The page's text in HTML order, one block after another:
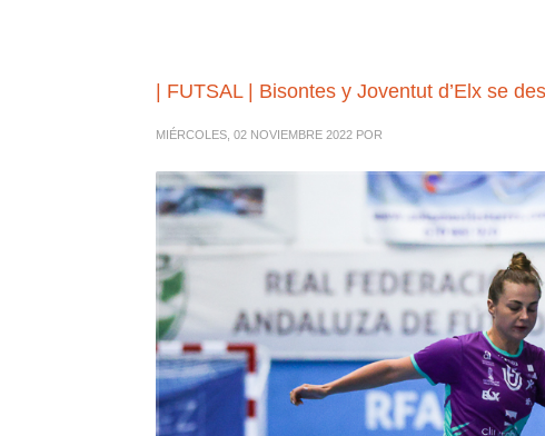
| FUTSAL | Bisontes y Joventut d’Elx se
MIÉRCOLES, 02 NOVIEMBRE 2022 POR